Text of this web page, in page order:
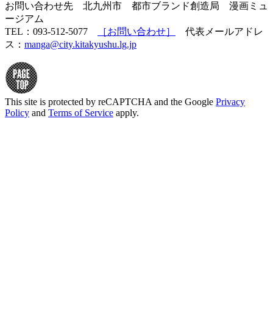
お問い合わせ先 北九州市 都市ブランド創造局 漫画ミュ
ージアム
TEL：093-512-5077
［お問い合わせ］
代表メールアドレ
ス： manga@city.kitakyushu.lg.jp
This site is protected by reCAPTCHA and the Google Privacy
Policy and Terms of Service apply.